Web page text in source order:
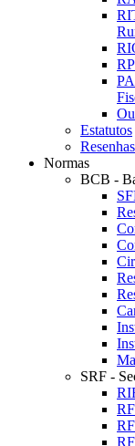
Estatutos
Normas
BCB -
SRF -